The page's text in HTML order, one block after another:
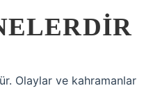
Olaylar ve kahramanlar